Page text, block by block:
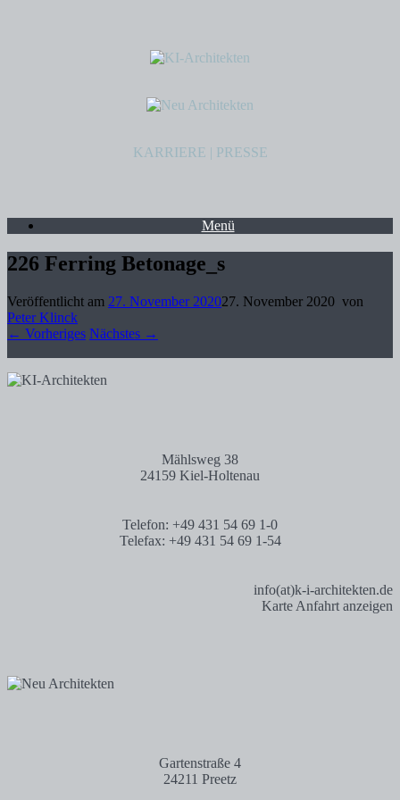
KARRIERE | PRESSE
Menü
226 Ferring Betonage_s
Veröffentlicht am 27. November 202027. November 2020 von
Peter Klinck
← Vorheriges Nächstes →
Mählsweg 38
24159 Kiel-Holtenau
Telefon: +49 431 54 69 1-0
Telefax: +49 431 54 69 1-54
info(at)k-i-architekten.de
Karte Anfahrt anzeigen
Gartenstraße 4
24211 Preetz